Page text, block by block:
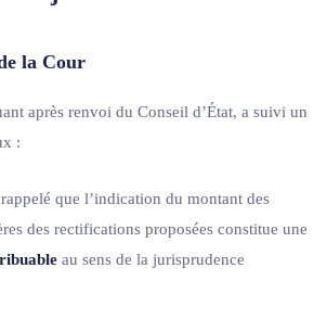
la Cour
après renvoi du Conseil d’État, a suivi un
:
que l’indication du montant des
des rectifications proposées constitue une
au sens de la jurisprudence